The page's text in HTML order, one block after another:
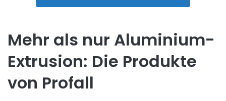
Mehr als nur Aluminium-
Extrusion: Die Produkte
von Profall